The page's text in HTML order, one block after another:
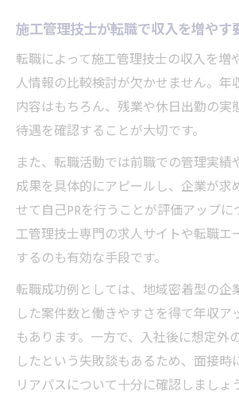
施工管理技士が転職で収入を増やす
転職によって施工管理技士の収入を増
人情報の比較検討が欠かせません。年
内容はもちろん、残業や休日出勤の実
待遇を確認することが大切です。
また、転職活動では前職での管理実績
成果を具体的にアピールし、企業が求
せて自己PRを行うことが評価アップ
工管理技士専門の求人サイトや転職エ
するのも有効な手段です。
転職成功例としては、地域密着型の企
した案件数と働きやすさを得て年収ア
もあります。一方で、入社後に想定外
したという失敗談もあるため、面接時
リアパスについて十分に確認しましょ